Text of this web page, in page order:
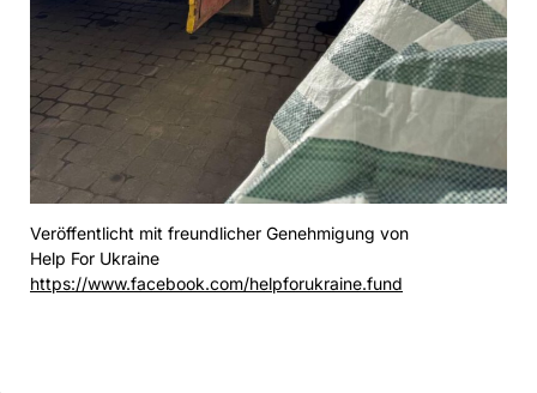
Veröffentlicht mit freundlicher Genehmigung von
Help For Ukraine
https://www.facebook.com/helpforukraine.fund